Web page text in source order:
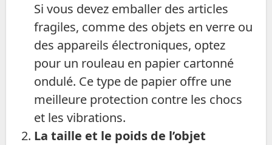
Si vous devez emballer des articles
fragiles, comme des objets en verre ou
des appareils électroniques, optez
pour un rouleau en papier cartonné
ondulé. Ce type de papier offre une
meilleure protection contre les chocs
et les vibrations.
La taille et le poids de l’objet